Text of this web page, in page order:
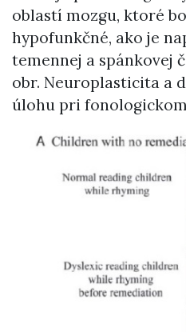
oblastí mozgu, ktoré
hypofunkčné, ako je
temennej a spánkovej
obr. Neuroplasticita a
úlohu pri